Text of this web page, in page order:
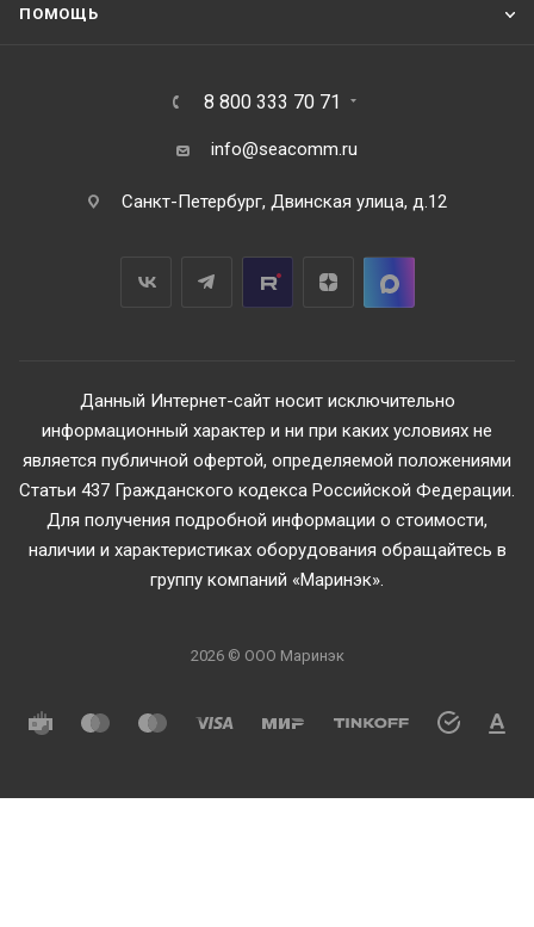
ПОМОЩЬ
8 800 333 70 71
info@seacomm.ru
Санкт-Петербург, Двинская улица, д.12
Данный Интернет-сайт носит исключительно
информационный характер и ни при каких условиях не
является публичной офертой, определяемой положениями
Статьи 437 Гражданского кодекса Российской Федерации.
Для получения подробной информации о стоимости,
наличии и характеристиках оборудования обращайтесь в
группу компаний «Маринэк».
2026 © ООО Маринэк